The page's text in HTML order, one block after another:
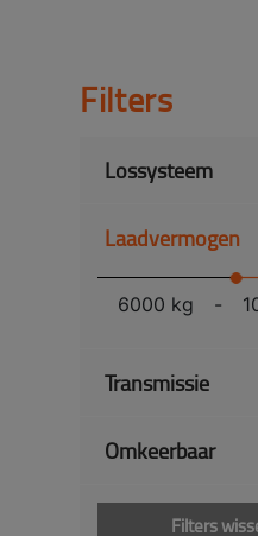
Filters
Lossysteem
Laadvermogen
6000 kg -
Transmissie
Omkeerbaar
Filters